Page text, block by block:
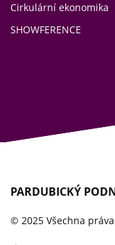
Cirkulární ekonomika
SHOWFERENCE
PARDUBICKÝ
© 2025 Všechna